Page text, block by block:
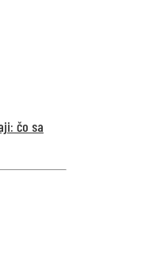
čo sa